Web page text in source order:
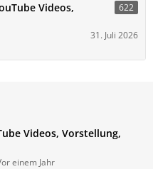
Videos,
622
31. Juli 2026
Videos, Vorstellung,
einem Jahr